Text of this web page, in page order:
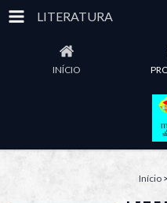
LITERATURA
INÍCIO
Início >